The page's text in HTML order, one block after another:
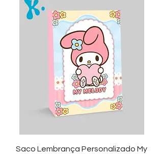
Saco Lembrança Personalizado My